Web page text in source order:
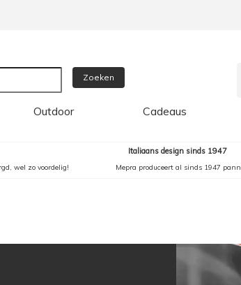
Zoeken
Outdoor Cadeaus
wel zo voordelig!
Italiaans design sinds 1947
Mepra produceert al sinds 1947